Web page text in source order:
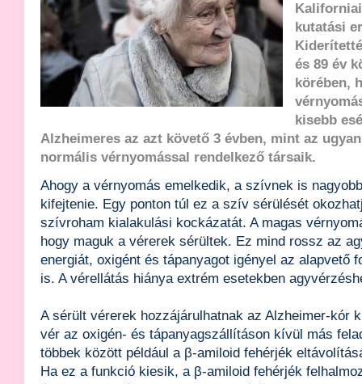
kutatási
és 89 év
körében,
kisebb
Alzheimeres az azt követő 3 évben, mint az
normális vérnyomással rendelkező társaik.
Ahogy a vérnyomás emelkedik, a szívnek is
kifejtenie. Egy ponton túl ez a szív sérülését
szívroham kialakulási kockázatát. A magas
hogy maguk a vérerek sérültek. Ez mind rossz az
energiát, oxigént és tápanyagot igényel az alapvető
is. A vérellátás hiánya extrém esetekben
A sérült vérerek hozzájárulhatnak az Alzheimer-kór
vér az oxigén- és tápanyagszállításon kívül más
többek között például a β-amiloid fehérjék
Ha ez a funkció kiesik, a β-amiloid fehérjék